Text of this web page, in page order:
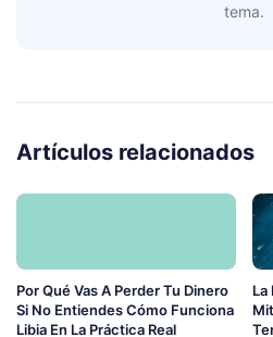
tema.
Artículos relacionados
Por Qué Vas A Perder Tu Dinero
Si No Entiendes Cómo Funciona
Libia En La Práctica Real
La